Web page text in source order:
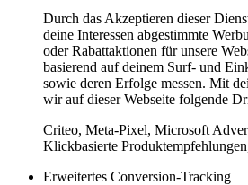
Durch das Akzeptieren dieser
deine Interessen abgestimmte
oder Rabattaktionen für unsere
basierend auf deinem Surf- und
sowie deren Erfolge messen. Mit
wir auf dieser Webseite folgende
Criteo, Meta-Pixel, Microsoft
Klickbasierte
Erweitertes Conversion-Tracking